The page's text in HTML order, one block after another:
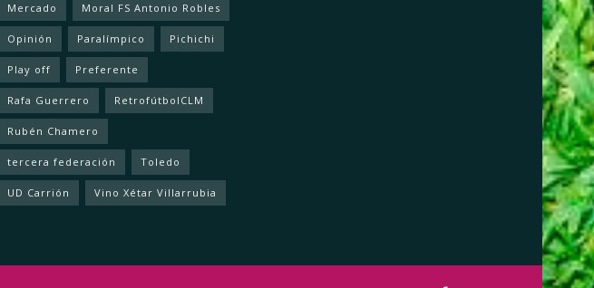
Mercado Moral FS Antonio Robles
Opinión Paralímpico Pichichi
Play off Preferente
Rafa Guerrero RetrofútbolCLM
Rubén Chamero
tercera federación Toledo
UD Carrión Vino Xétar Villarrubia